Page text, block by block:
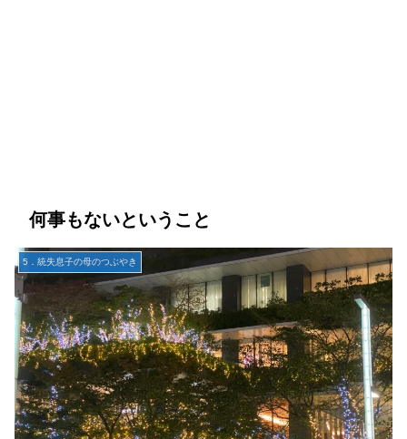
何事もないということ
5．統失息子の母のつぶやき